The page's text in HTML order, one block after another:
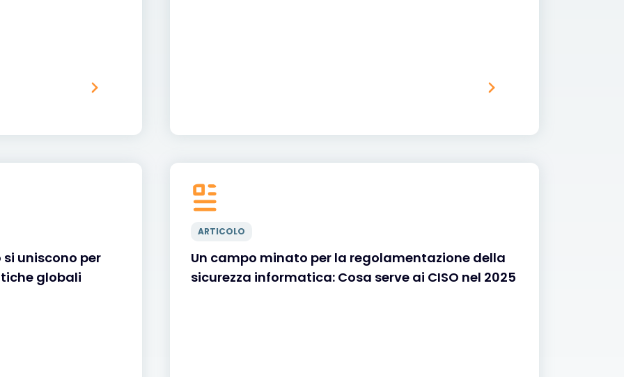
uniscono per
globali
ARTICOLO
Un campo minato per la regolamentazione della
sicurezza informatica: Cosa serve ai CISO nel 2025